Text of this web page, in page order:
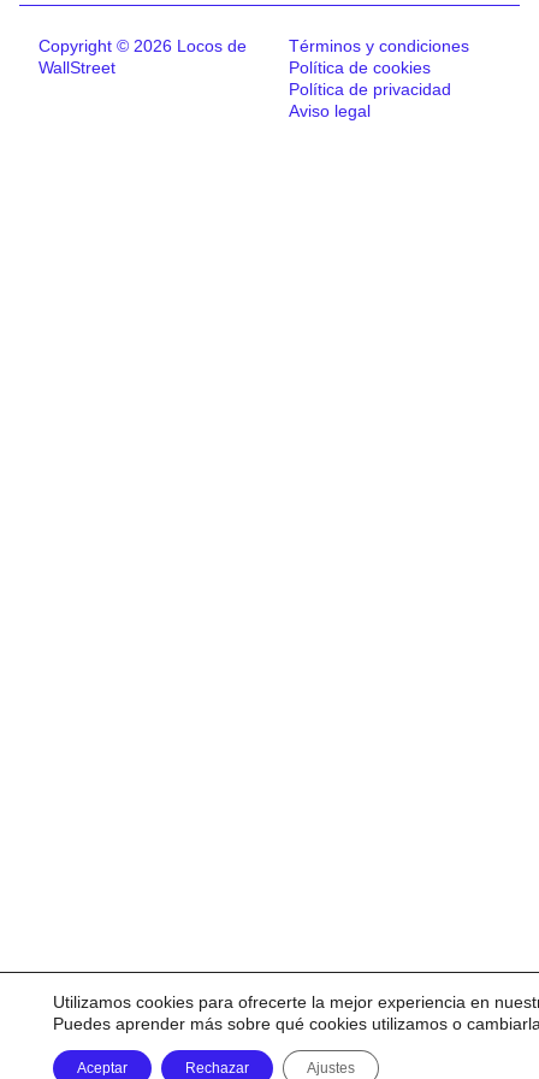
Copyright © 2026 Locos de
WallStreet
Términos y condiciones
Política de cookies
Política de privacidad
Aviso legal
Utilizamos cookies para ofrecerte la mejor experiencia en
Puedes aprender más sobre qué cookies utilizamos o
Aceptar Rechazar Ajustes